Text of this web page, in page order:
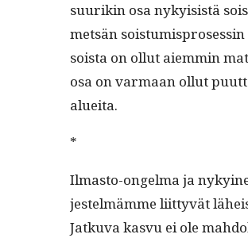
suurikin osa nyky­i­sistä
met­sän sois­tu­mis­pros­essin
soista on ollut aiem­min
osa on var­maan ollut
alueita.
*
Ilmas­to-ongel­ma ja
jestelmämme liit­tyvät
Jatku­va kasvu ei ole